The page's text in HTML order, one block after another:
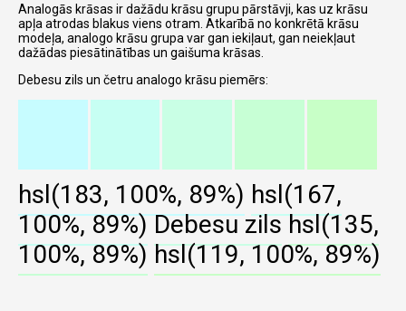
Analogās krāsas ir dažādu krāsu grupu pārstāvji, kas uz krāsu
apļa atrodas blakus viens otram. Atkarībā no konkrētā krāsu
modeļa, analogo krāsu grupa var gan iekiļaut, gan neiekļaut
dažādas piesātinātības un gaišuma krāsas.
Debesu zils un četru analogo krāsu piemērs:
hsl(183, 100%, 89%) hsl(167,
100%, 89%) Debesu zils hsl(135,
100%, 89%) hsl(119, 100%, 89%)